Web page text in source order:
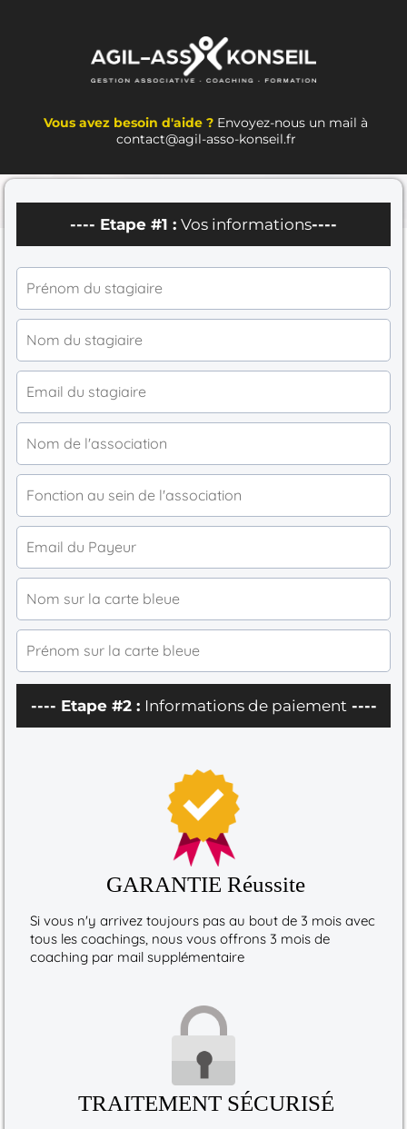
Vous avez besoin d'aide ? Envoyez-nous un mail à
contact@agil-asso-konseil.fr
---- Etape #1 : Vos informations----
---- Etape #2 : Informations de paiement----
GARANTIE Réussite
Si vous n'y arrivez toujours pas au bout de 3 mois avec
tous les coachings, nous vous offrons 3 mois de
coaching par mail supplémentaire
TRAITEMENT SÉCURISÉ